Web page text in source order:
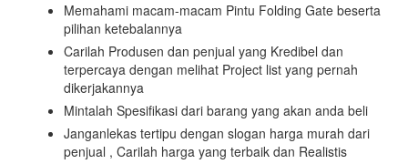
Memahami macam-macam Pintu Folding Gate beserta
pilihan ketebalannya
Carilah Produsen dan penjual yang Kredibel dan
terpercaya dengan melihat Project list yang pernah
dikerjakannya
Mintalah Spesifikasi dari barang yang akan anda beli
Janganlekas tertipu dengan slogan harga murah dari
penjual , Carilah harga yang terbaik dan Realistis